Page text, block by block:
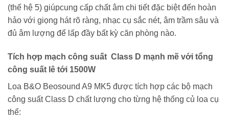
(thế hệ 5) giúpcung cấp chất âm chi tiết đặc biệt đến hoàn
hảo với giọng hát rõ ràng, nhạc cụ sắc nét, âm trầm sâu và
đủ âm lượng để lấp đầy bất kỳ căn phòng nào.
Tích hợp mạch công suất Class D mạnh mẽ với tổng
công suất lê tới 1500W
Loa B&O Beosound A9 MK5 được tích hợp các bộ mạch
công suất Class D chất lượng cho từng hệ thống củ loa cụ
thể: